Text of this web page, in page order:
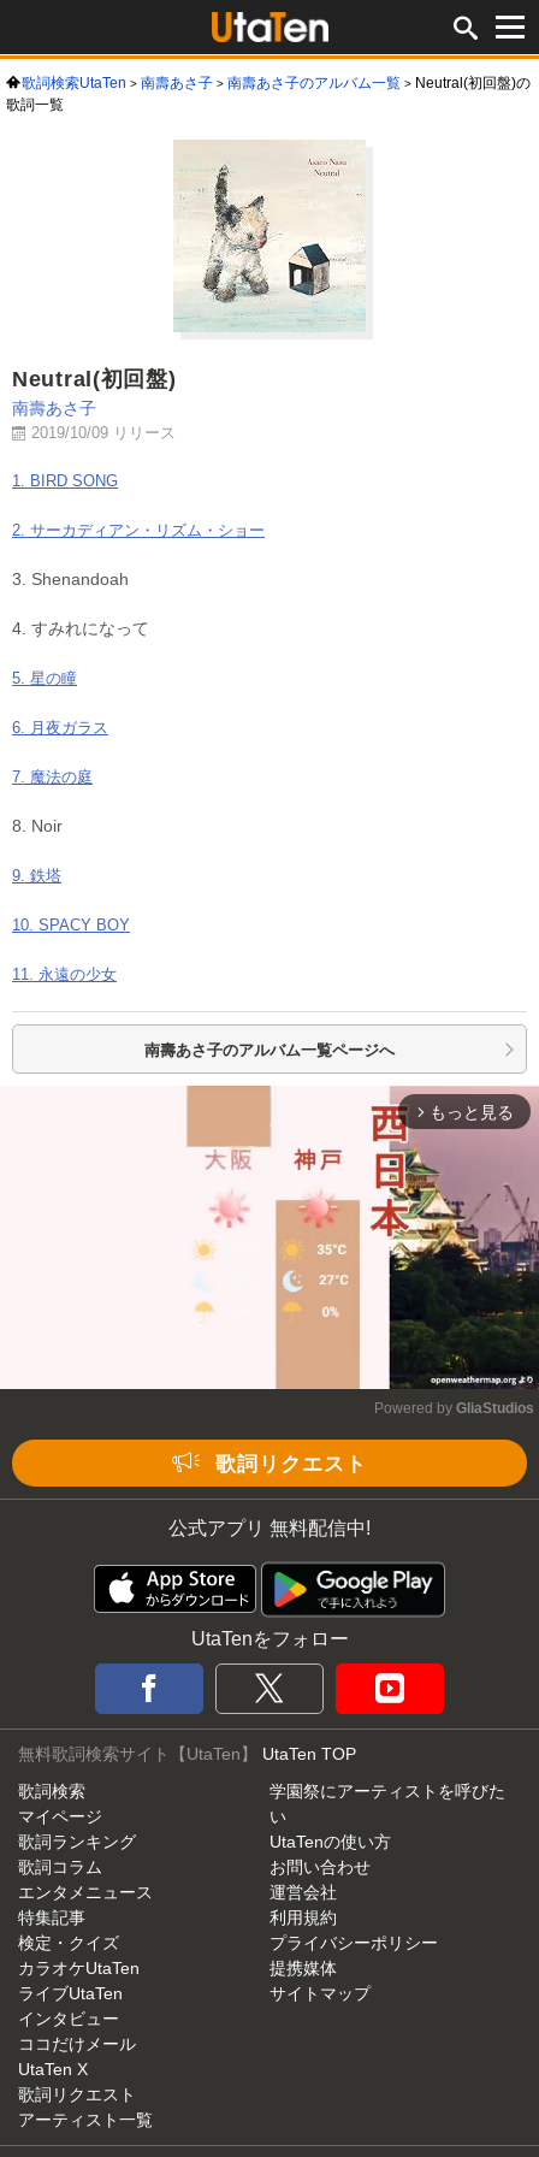
歌詞検索UtaTen 南壽あさ子 南壽あさ子のアルバム一覧
Neutral(初回盤)の
歌詞一覧
Neutral(初回盤)
南壽あさ子
2019/10/09 リリース
1. BIRD SONG
2. サーカディアン・リズム・ショー
3. Shenandoah
4. すみれになって
5. 星の瞳
6. 月夜ガラス
7. 魔法の庭
8. Noir
9. 鉄塔
10. SPACY BOY
11. 永遠の少女
南壽あさ子のアルバム一覧ページへ
arrow_forward_ios もっと見る
Powered by GliaStudios
歌詞リクエスト
公式アプリ 無料配信中!
UtaTenをフォロー
無料歌詞検索サイト【UtaTen】 UtaTen TOP
歌詞検索
マイページ
歌詞ランキング
歌詞コラム
エンタメニュース
特集記事
検定・クイズ
カラオケUtaTen
ライブUtaTen
インタビュー
ココだけメール
UtaTen X
歌詞リクエスト
アーティスト一覧
学園祭にアーティストを呼びた
い
UtaTenの使い方
お問い合わせ
運営会社
利用規約
プライバシーポリシー
提携媒体
サイトマップ